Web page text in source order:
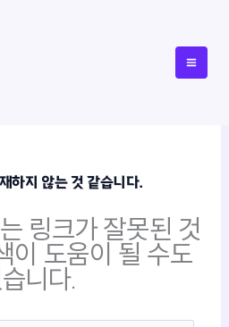
하지 않는 것 같습니다.
링크가 잘못된 것
이 도움이 될 수도
니다.